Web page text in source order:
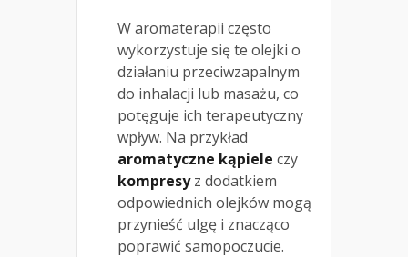
W aromaterapii często
wykorzystuje się te olejki o
działaniu przeciwzapalnym
do inhalacji lub masażu, co
potęguje ich terapeutyczny
wpływ. Na przykład
aromatyczne kąpiele czy
kompresyz dodatkiem
odpowiednich olejków mogą
przynieść ulgę i znacząco
poprawić samopoczucie.